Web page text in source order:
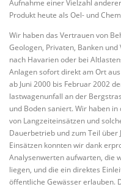
Aufnahme einer Vielzahl
Produkt heute als Oel- und
Wir haben das Vertrauen von
Geologen, Privaten, Banken
nach Havarien oder bei
Anlagen sofort direkt am Ort
ab Juni 2000 bis Februar 2002
lastwagenunfall an der
und Boden saniert. Wir haben
von Langzeiteinsätzen und
Dauerbetrieb und zum Teil über
Einsätzen konnten wir dank
Analysenwerten aufwarten, die
liegen, und die ein direktes
öffentliche Gewässer erlauben.